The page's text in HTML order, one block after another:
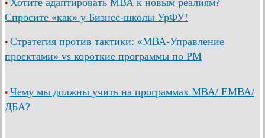
• Хотите адаптировать МВА к новым реалиям?
Спросите «как» у Бизнес-школы УрФУ!
• Стратегия против тактики: «МВА-Управление
проектами» vs короткие программы по PM
• Чему мы должны учить на программах МВА/ ЕМВА/
ДБА?